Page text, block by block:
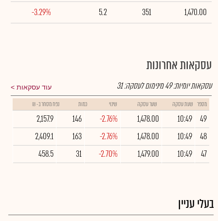
1,470.00
351
5.2
-3.29%
עסקאות אחרונות
עוד עסקאות עסקאות יומיות:49מינימום לעסקה:31
מספר שעת עסקה שער עסקה שינוי כמות נפח מסחר ב- ₪
49
10:49
1,478.00
-2.76%
146
2,157.9
48
10:49
1,478.00
-2.76%
163
2,409.1
47
10:49
1,479.00
-2.70%
31
458.5
בעלי עניין